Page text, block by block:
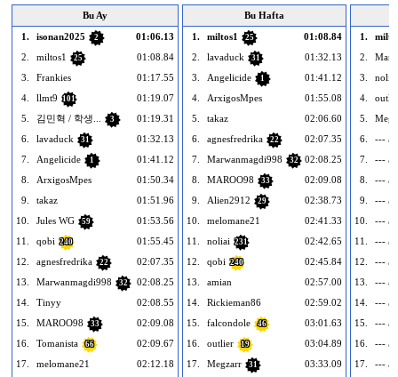
Bu Ay
1.
isonan2025 2
01:06.13
2.
miltos1 25
01:08.84
3.
Frankies
01:17.55
4.
llmt9 101
01:19.07
5.
­김민혁 / 학생... 3
01:19.31
6.
lavaduck 31
01:32.13
7.
Angelicide 1
01:41.12
8.
ArxigosMpes
01:50.34
9.
takaz
01:51.96
10.
Jules WG 59
01:53.56
11.
qobi 240
01:55.45
12.
agnesfredrika 22
02:07.35
13.
Marwanmagdi998 32
02:08.25
14.
Tinyy
02:08.55
15.
MAROO98 33
02:09.08
16.
Tomanista 66
02:09.67
17.
melomane21
02:12.18
Bu Hafta
1.
miltos1 25
01:08.84
2.
lavaduck 31
01:32.13
3.
Angelicide 1
01:41.12
4.
ArxigosMpes
01:55.08
5.
takaz
02:06.60
6.
agnesfredrika 22
02:07.35
7.
Marwanmagdi998 32
02:08.25
8.
MAROO98 33
02:09.08
9.
Alien2912 29
02:38.73
10.
melomane21
02:41.33
11.
noliai 231
02:42.65
12.
qobi 240
02:45.84
13.
amian
02:57.00
14.
Rickieman86
02:59.02
15.
falcondole 46
03:01.63
16.
outlier 19
03:04.89
17.
Megzarr 31
03:33.09
1.
2.
3.
noliai
4.
5.
6.
---
7.
---
8.
---
9.
---
10.
---
11.
---
12.
---
13.
---
14.
---
15.
---
16.
---
17.
---